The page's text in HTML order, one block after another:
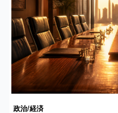
政治/経済